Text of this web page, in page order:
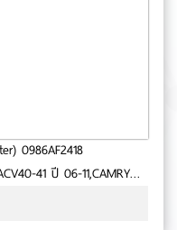
Filter) 0986AF2418
41 ปี 06-11,CAMRY
BOSCH No.0-55-69